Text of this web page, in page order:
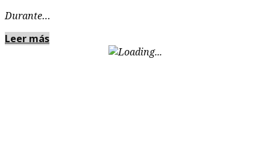
Durante…
Leer más